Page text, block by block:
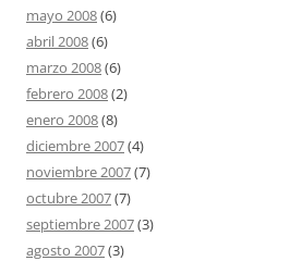
mayo 2008(6)
abril 2008(6)
marzo 2008(6)
febrero 2008(2)
enero 2008(8)
diciembre 2007(4)
noviembre 2007(7)
octubre 2007(7)
septiembre 2007(3)
agosto 2007(3)